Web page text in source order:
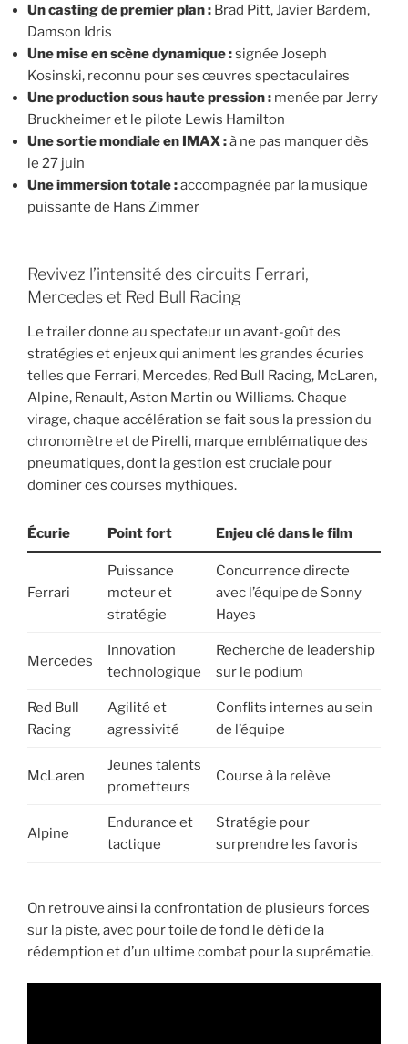
Un casting de premier plan : Brad Pitt, Javier Bardem,
Damson Idris
Une mise en scène dynamique :signée Joseph
Kosinski, reconnu pour ses œuvres spectaculaires
Une production sous haute pression : menée par Jerry
Bruckheimer et le pilote Lewis Hamilton
Une sortie mondiale en IMAX :à ne pas manquer dès
le 27 juin
Une immersion totale :accompagnée par la musique
puissante de Hans Zimmer
Revivez l’intensité des circuits Ferrari,
Mercedes et Red Bull Racing
Le trailer donne au spectateur un avant-goût des
stratégies et enjeux qui animent les grandes écuries
telles que Ferrari, Mercedes, Red Bull Racing, McLaren,
Alpine, Renault, Aston Martin ou Williams. Chaque
virage, chaque accélération se fait sous la pression du
chronomètre et de Pirelli, marque emblématique des
pneumatiques, dont la gestion est cruciale pour
dominer ces courses mythiques.
Écurie Point fort Enjeu clé dans le film
Ferrari
Puissance
moteur et
stratégie
Concurrence directe
avec l’équipe de Sonny
Hayes
Mercedes
Innovation
technologique
Recherche de leadership
sur le podium
Red Bull
Racing
Agilité et
agressivité
Conflits internes au sein
de l’équipe
McLaren
Jeunes talents
prometteurs
Course à la relève
Alpine
Endurance et
tactique
Stratégie pour
surprendre les favoris
On retrouve ainsi la confrontation de plusieurs forces
sur la piste, avec pour toile de fond le défi de la
rédemption et d’un ultime combat pour la suprématie.